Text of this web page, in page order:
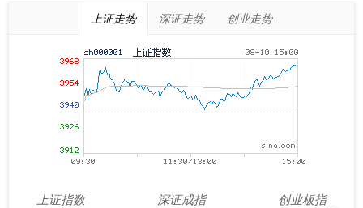
上证走势 深证走势 创业走势
上证指数
深证成指
创业板指